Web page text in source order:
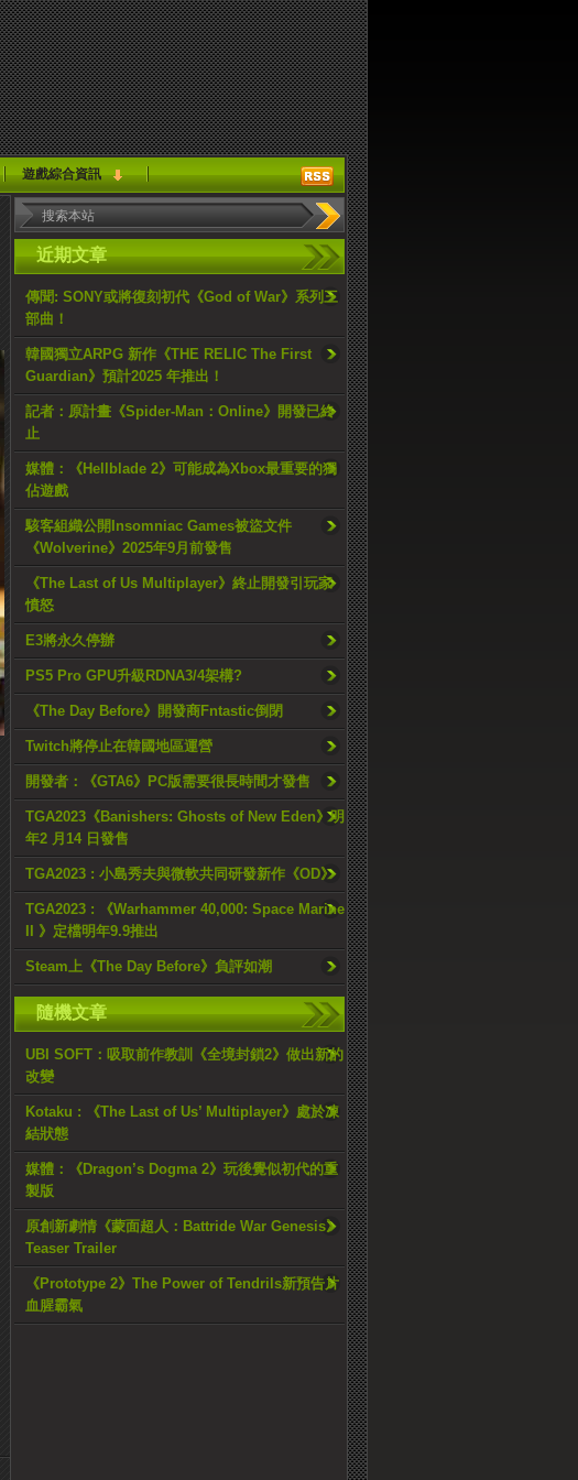
遊戲綜合資訊
近期文章
傳聞: SONY或將復刻初代《God of War》系列三
部曲！
韓國獨立ARPG 新作《THE RELIC The First
Guardian》預計2025 年推出！
記者：原計畫《Spider-Man：Online》開發已終
止
媒體：《Hellblade 2》可能成為Xbox最重要的獨
佔遊戲
駭客組織公開Insomniac Games被盜文件
《Wolverine》2025年9月前發售
《The Last of Us Multiplayer》終止開發引玩家
憤怒
E3將永久停辦
PS5 Pro GPU升級RDNA3/4架構?
《The Day Before》開發商Fntastic倒閉
Twitch將停止在韓國地區運營
開發者：《GTA6》PC版需要很長時間才發售
TGA2023《Banishers: Ghosts of New Eden》明
年2 月14 日發售
TGA2023 : 小島秀夫與微軟共同研發新作《OD》
TGA2023 : 《Warhammer 40,000: Space Marine
II 》定檔明年9.9推出
Steam上《The Day Before》負評如潮
隨機文章
UBI SOFT：吸取前作教訓《全境封鎖2》做出新的
改變
Kotaku : 《The Last of Us’ Multiplayer》處於凍
結狀態
媒體：《Dragon’s Dogma 2》玩後覺似初代的重
製版
原創新劇情《蒙面超人：Battride War Genesis》
Teaser Trailer
《Prototype 2》The Power of Tendrils新預告片
血腥霸氣